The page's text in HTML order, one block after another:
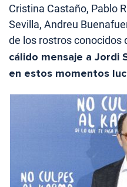
Cristina Castaño, Pablo
Sevilla, Andreu
de los rostros conocidos
cálido mensaje a Jordi
en estos momentos